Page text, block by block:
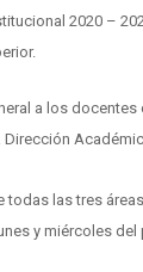
2020 –
a los docentes
todas las tres
y miércoles